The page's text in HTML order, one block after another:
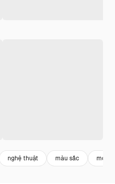
nghệ thuật màu sắc mô